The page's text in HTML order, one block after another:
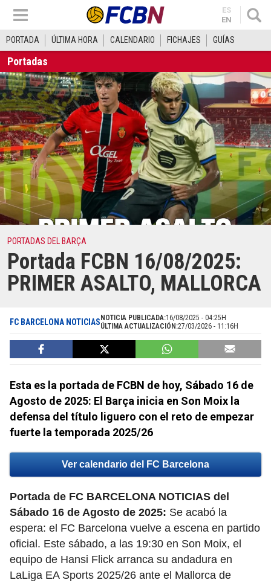
ES
EN
PORTADA ÚLTIMA HORA CALENDARIO FICHAJES GUÍAS
Portadas
PORTADAS DEL BARÇA
Portada FCBN 16/08/2025:
PRIMER ASALTO, MALLORCA
FC BARCELONA NOTICIAS NOTICIA PUBLICADA:16/08/2025 - 04:25H
ÚLTIMA ACTUALIZACIÓN:27/03/2026 - 11:16H
Esta es la portada de FCBN de hoy, Sábado 16 de
Agosto de 2025: El Barça inicia en Son Moix la
defensa del título liguero con el reto de empezar
fuerte la temporada 2025/26
Ver calendario del FC Barcelona
Portada de FC BARCELONA NOTICIAS del
Sábado 16 de Agosto de 2025: Se acabó la
espera: el FC Barcelona vuelve a escena en partido
oficial. Este sábado, a las 19:30 en Son Moix, el
equipo de Hansi Flick arranca su andadura en
LaLiga EA Sports 2025/26 ante el Mallorca de